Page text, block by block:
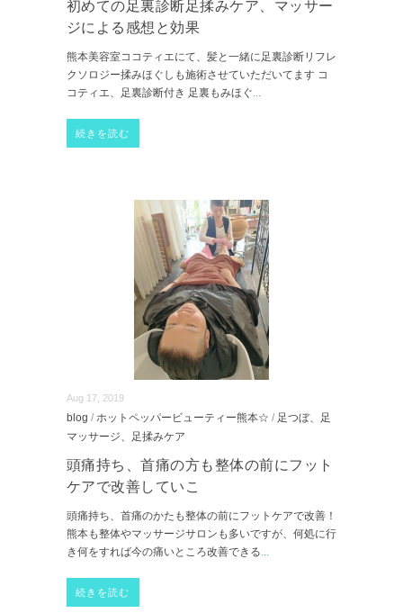
初めての足裏診断足揉みケア、マッサー
ジによる感想と効果
熊本美容室ココティエにて、髪と一緒に足裏診断リフレ
クソロジー揉みほぐしも施術させていただいてます コ
コティエ、足裏診断付き 足裏もみほぐ...
続きを読む
Aug 17, 2019
blog / ホットペッパービューティー熊本☆ / 足つぼ、足
マッサージ、足揉みケア
頭痛持ち、首痛の方も整体の前にフット
ケアで改善していこ
頭痛持ち、首痛のかたも整体の前にフットケアで改善！
熊本も整体やマッサージサロンも多いですが、何処に行
き何をすれば今の痛いところ改善できる...
続きを読む